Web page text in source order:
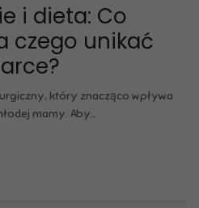
i dieta: Co
czego unikać
który znacząco wpływa
mamy. Aby…